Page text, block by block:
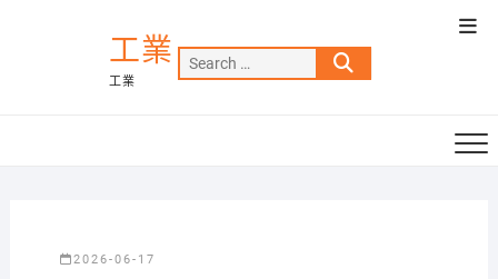
工業
工業
Search
…
2026-06-17